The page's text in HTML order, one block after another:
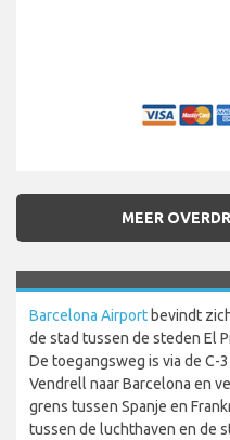
MEER
Barcelona Airport bevindt
de stad tussen de steden El
De toegangsweg is via de C-
Vendrell naar Barcelona en
grens tussen Spanje en
tussen de luchthaven en de